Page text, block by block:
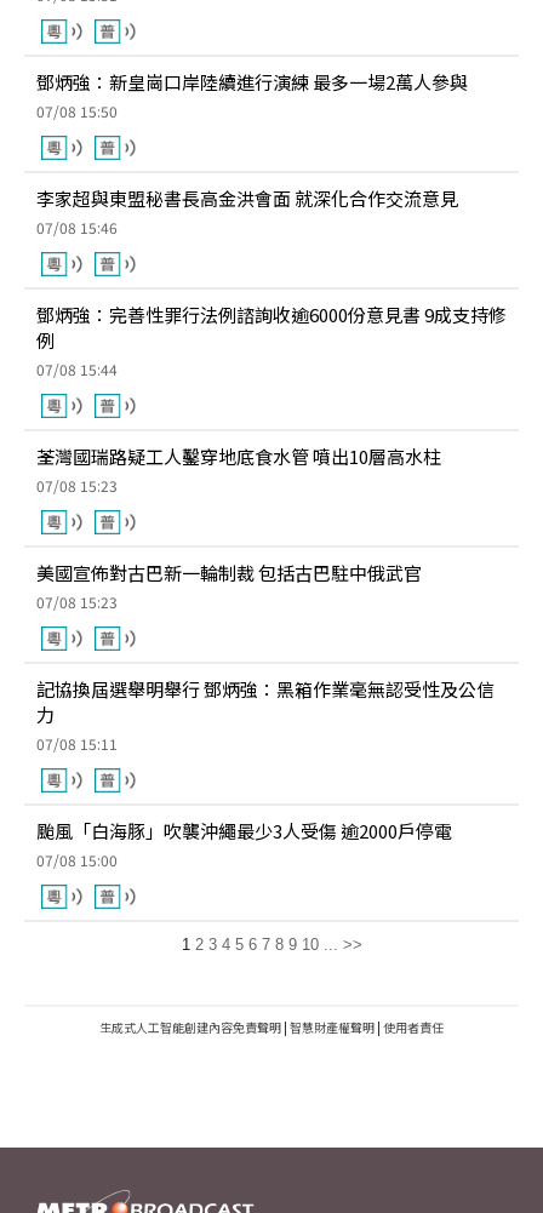
鄧炳強：新皇崗口岸陸續進行演練 最多一場2萬人參與
07/08 15:50
李家超與東盟秘書長高金洪會面 就深化合作交流意見
07/08 15:46
鄧炳強：完善性罪行法例諮詢收逾6000份意見書 9成支持修
例
07/08 15:44
荃灣國瑞路疑工人鑿穿地底食水管 噴出10層高水柱
07/08 15:23
美國宣佈對古巴新一輪制裁 包括古巴駐中俄武官
07/08 15:23
記協換屆選舉明舉行 鄧炳強：黑箱作業毫無認受性及公信
力
07/08 15:11
颱風「白海豚」吹襲沖繩最少3人受傷 逾2000戶停電
07/08 15:00
1 2 3 4 5 6 7 8 9 10 ... >>
生成式人工智能創建內容免責聲明 | 智慧財產權聲明 | 使用者責任